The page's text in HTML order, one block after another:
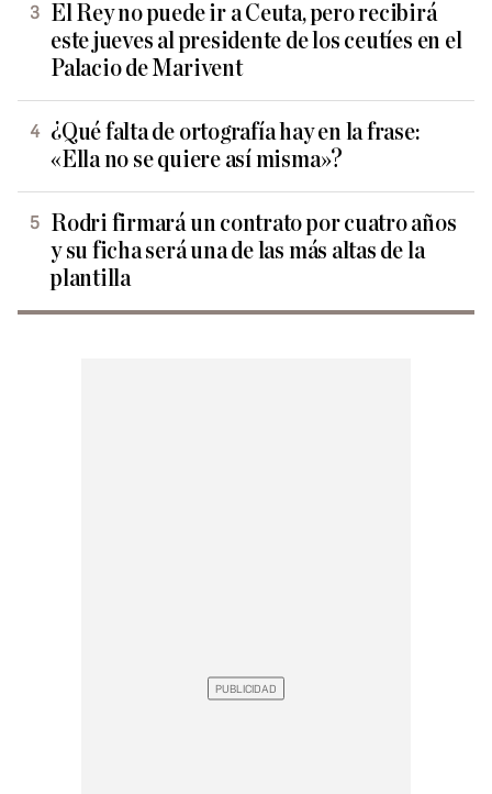
El Rey no puede ir a Ceuta, pero recibirá
este jueves al presidente de los ceutíes en el
Palacio de Marivent
¿Qué falta de ortografía hay en la frase:
«Ella no se quiere así misma»?
Rodri firmará un contrato por cuatro años
y su ficha será una de las más altas de la
plantilla